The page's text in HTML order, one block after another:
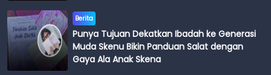
Berita
Punya Tujuan Dekatkan Ibadah ke Generasi
Muda Skenu Bikin Panduan Salat dengan
Gaya Ala Anak Skena